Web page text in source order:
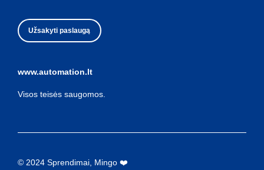
Užsakyti paslaugą
www.automation.lt
Visos teisės saugomos.
© 2024 Sprendimai, Mingo ❤️